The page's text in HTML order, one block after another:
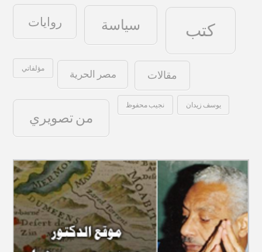
روايات سياسة كتب
مؤلفاتي مصر الحرية مقالات
من تصويري
نجيب محفوظ يوسف زيدان